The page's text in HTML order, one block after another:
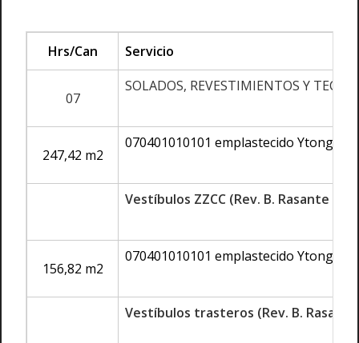
Hrs/Can Servicio
07
SOLADOS, REVESTIMIENTOS Y
247,42 m2
070401010101 emplastecido Ytong
Vestíbulos ZZCC (Rev. B. Rasante
156,82 m2
070401010101 emplastecido Ytong
Vestíbulos trasteros (Rev. B. Rasante